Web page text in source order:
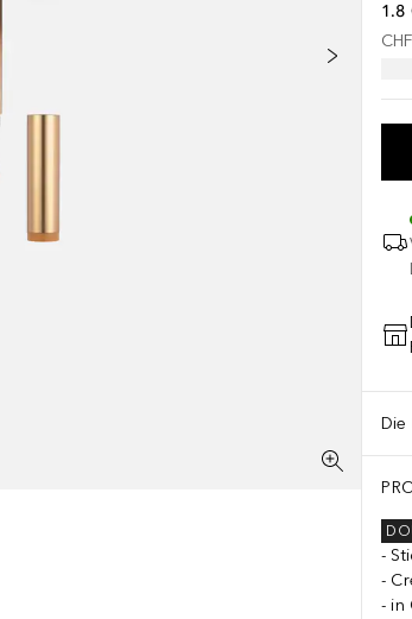
1.8
Die
in
Tin Oxide, Helianthus Annuus